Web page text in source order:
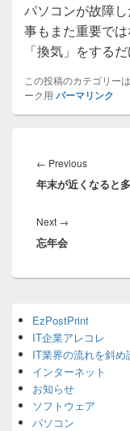
パソコンが故障
事もまた重要で
「換気」をする
この投稿のカテゴリーは
ーク用 パーマリンク
稿
ナ
ゲ
ー
シ
← PreviousPrevious
post:
年末が近くなると
Next →
忘年会
Sidebar
Widget
Area
EzPostPrint
IT企業アレコレ
IT業界の流れを斜め
インターネット
お知らせ
ソフトウェア
パソコン